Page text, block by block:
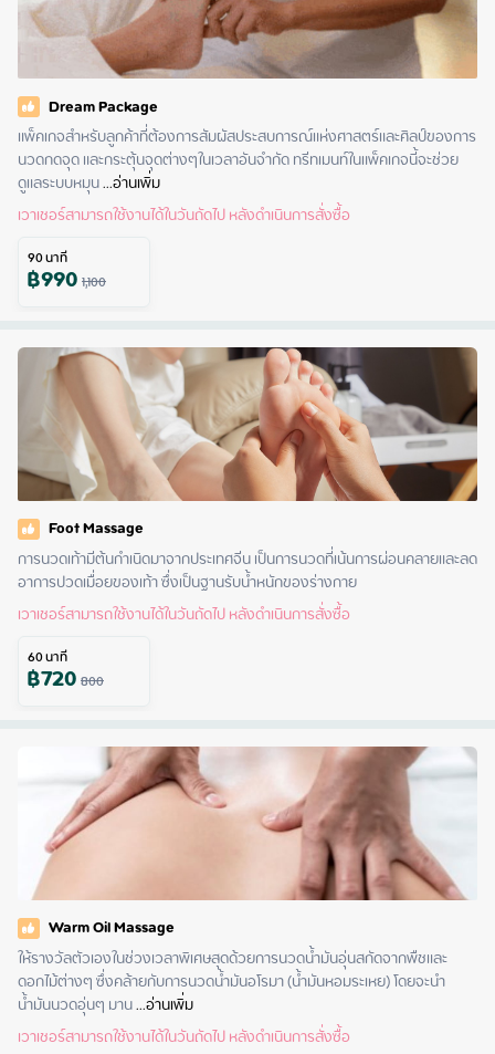
Dream Package
แพ็คเกจสำหรับลูกค้าที่ต้องการสัมผัสประสบการณ์แห่งศาสตร์และศิลป์ของการ
นวดกดจุด และกระตุ้นจุดต่างๆในเวลาอันจำกัด ทรีทเมนท์ในแพ็คเกจนี้จะช่วย
ดูแลระบบหมุน ...อ่านเพิ่ม
เวาเชอร์สามารถใช้งานได้ในวันถัดไป หลังดำเนินการสั่งซื้อ
90นาที
฿9901,100
Foot Massage
การนวดเท้ามีต้นกำเนิดมาจากประเทศจีน เป็นการนวดที่เน้นการผ่อนคลายและลด
อาการปวดเมื่อยของเท้า ซึ่งเป็นฐานรับน้ำหนักของร่างกาย
เวาเชอร์สามารถใช้งานได้ในวันถัดไป หลังดำเนินการสั่งซื้อ
60นาที
฿720800
Warm Oil Massage
ให้รางวัลตัวเองในช่วงเวลาพิเศษสุดด้วยการนวดน้ำมันอุ่นสกัดจากพืชและ
ดอกไม้ต่างๆ ซึ่งคล้ายกับการนวดน้ำมันอโรมา (น้ำมันหอมระเหย) โดยจะนำ
น้ำมันนวดอุ่นๆ มาน ...อ่านเพิ่ม
เวาเชอร์สามารถใช้งานได้ในวันถัดไป หลังดำเนินการสั่งซื้อ